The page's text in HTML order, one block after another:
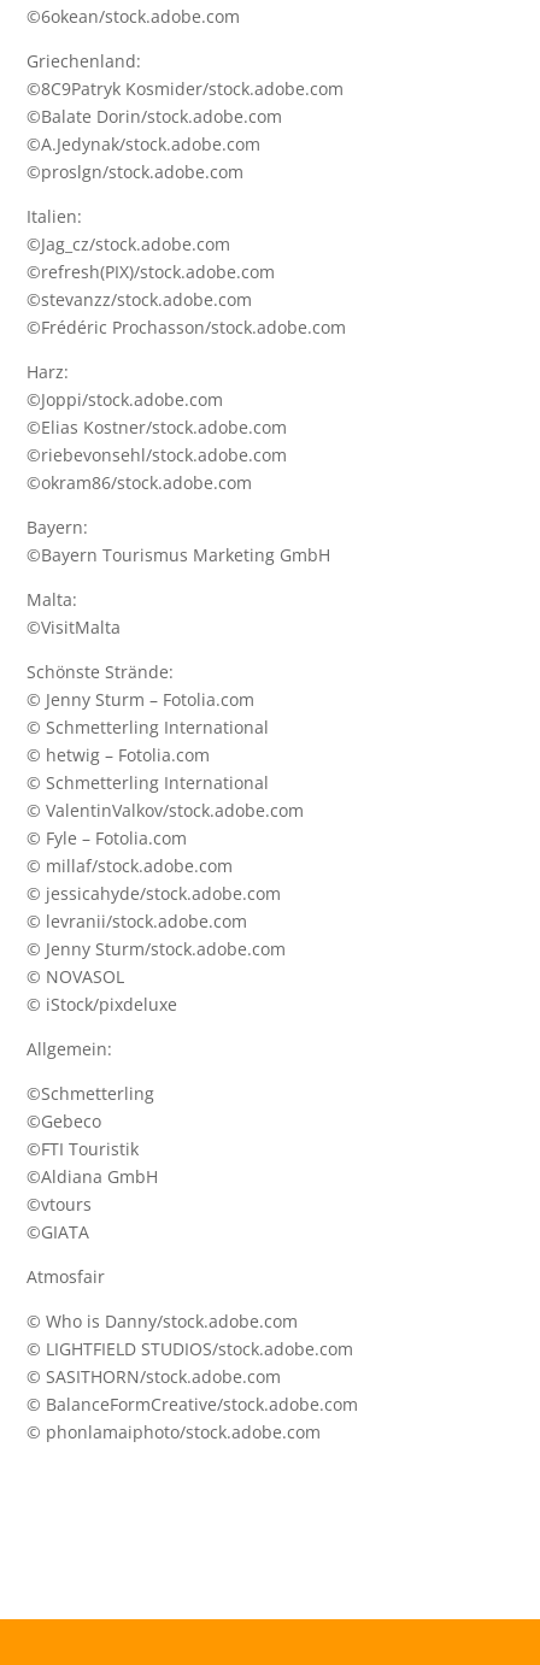
©6okean/stock.adobe.com
Griechenland:
©8C9Patryk Kosmider/stock.adobe.com
©Balate Dorin/stock.adobe.com
©A.Jedynak/stock.adobe.com
©proslgn/stock.adobe.com
Italien:
©Jag_cz/stock.adobe.com
©refresh(PIX)/stock.adobe.com
©stevanzz/stock.adobe.com
©Frédéric Prochasson/stock.adobe.com
Harz:
©Joppi/stock.adobe.com
©Elias Kostner/stock.adobe.com
©riebevonsehl/stock.adobe.com
©okram86/stock.adobe.com
Bayern:
©Bayern Tourismus Marketing GmbH
Malta:
©VisitMalta
Schönste Strände:
© Jenny Sturm – Fotolia.com
© Schmetterling International
© hetwig – Fotolia.com
© Schmetterling International
© ValentinValkov/stock.adobe.com
© Fyle – Fotolia.com
© millaf/stock.adobe.com
© jessicahyde/stock.adobe.com
© levranii/stock.adobe.com
© Jenny Sturm/stock.adobe.com
© NOVASOL
© iStock/pixdeluxe
Allgemein:
©Schmetterling
©Gebeco
©FTI Touristik
©Aldiana GmbH
©vtours
©GIATA
Atmosfair
© Who is Danny/stock.adobe.com
© LIGHTFIELD STUDIOS/stock.adobe.com
© SASITHORN/stock.adobe.com
© BalanceFormCreative/stock.adobe.com
© phonlamaiphoto/stock.adobe.com